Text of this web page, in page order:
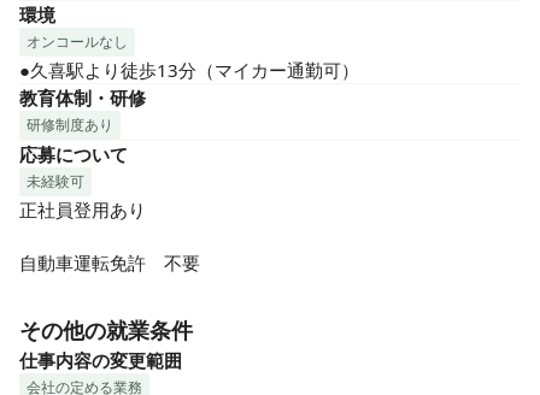
環境
オンコールなし
●久喜駅より徒歩13分（マイカー通勤可）
教育体制・研修
研修制度あり
応募について
未経験可
正社員登用あり
自動車運転免許　不要
その他の就業条件
仕事内容の変更範囲
会社の定める業務